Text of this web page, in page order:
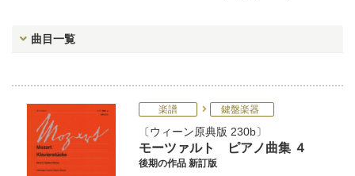
曲目一覧
楽譜 鍵盤楽器
ウィーン原典版 230b
モーツァルト ピアノ曲集 ４
後期の作品 新訂版